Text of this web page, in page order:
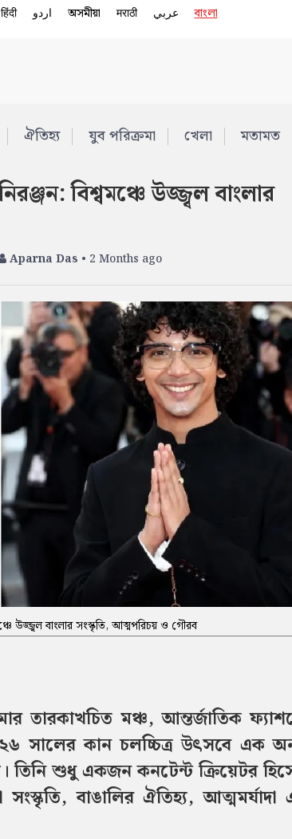
हिंदी اردو অসমীয়া मराठी عربي বাংলা
ঐতিহ্য যুব পরিক্রমা খেলা মতামত
বিশ্বমঞ্চে উজ্জ্বল বাংলার
Aparna Das • 2 Months ago
উজ্জ্বল বাংলার সংস্কৃতি, আত্মপরিচয় ও গৌরব
তারকাখচিত মঞ্চ, আন্তর্জাতিক
সালের কান চলচ্চিত্র উৎসবে এক
তিনি শুধু একজন কনটেন্ট ক্রিয়েটর
বাঙালির ঐতিহ্য, আত্মমর্যাদা